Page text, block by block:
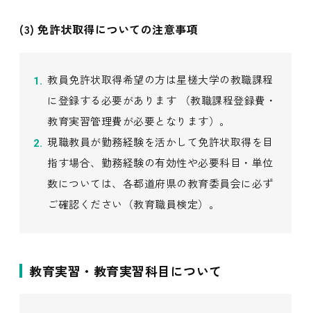
(3) 免許状取得についての注意事項
教員免許状取得希望の方は星槎大学の教職課程
に登録する必要があります （教職課程登録費・
教育実習管理費が必要となります）。
現職教員が勤務経験を活かして免許状取得を目
指す場合、勤務経験の有効性や必要科目・単位
数については、各都道府県の教育委員会に必ず
ご確認ください（教育職員検定）。
教育実習・教育実習科目について